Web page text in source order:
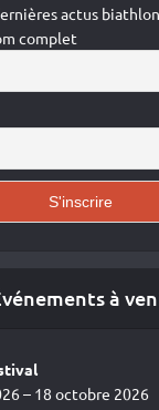
actus
complet
à
– 18 octobre 2026